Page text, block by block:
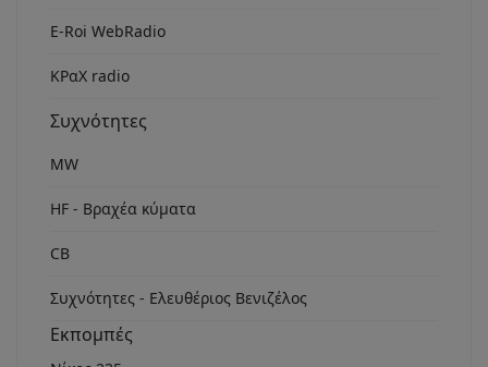
Ε-Roi WebRadio
ΚΡαΧ radio
Συχνότητες
MW
HF - Βραχέα κύματα
CB
Συχνότητες - Ελευθέριος Βενιζέλος
Εκπομπές